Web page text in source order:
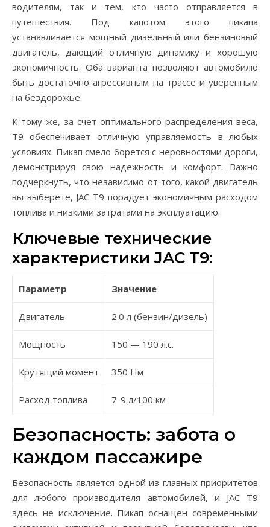
водителям, так и тем, кто часто отправляется в
путешествия. Под капотом этого пикапа
устанавливается мощный дизельный или бензиновый
двигатель, дающий отличную динамику и хорошую
экономичность. Оба варианта позволяют автомобилю
быть достаточно агрессивным на трассе и уверенным
на бездорожье.
К тому же, за счет оптимального распределения веса,
T9 обеспечивает отличную управляемость в любых
условиях. Пикап смело борется с неровностями дороги,
демонстрируя свою надежность и комфорт. Важно
подчеркнуть, что независимо от того, какой двигатель
вы выберете, JAC T9 порадует экономичным расходом
топлива и низкими затратами на эксплуатацию.
Ключевые технические
характеристики JAC T9:
Параметр Значение
Двигатель 2.0 л (бензин/дизель)
Мощность 150 — 190 л.с.
Крутящий момент 350 Нм
Расход топлива 7-9 л/100 км
Безопасность: забота о
каждом пассажире
Безопасность является одной из главных приоритетов
для любого производителя автомобилей, и JAC T9
здесь не исключение. Пикап оснащен современными